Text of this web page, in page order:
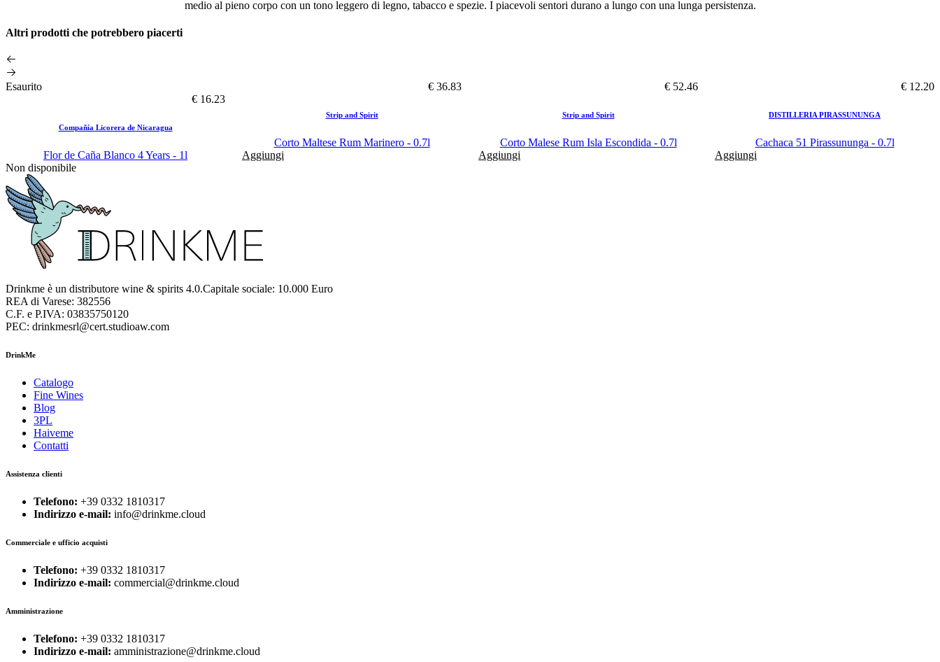
medio al pieno corpo con un tono leggero di legno, tabacco e spezie. I piacevoli sentori durano a lungo con una lunga persistenza.
Altri prodotti che potrebbero piacerti
Esaurito
€ 16.23
Compañía Licorera de Nicaragua
Flor de Caña Blanco 4 Years - 1l
Non disponibile
€ 36.83
Strip and Spirit
Corto Maltese Rum Marinero - 0.7l
Aggiungi
€ 52.46
Strip and Spirit
Corto Malese Rum Isla Escondida - 0.7l
Aggiungi
€ 12.20
DISTILLERIA PIRASSUNUNGA
Cachaca 51 Pirassununga - 0.7l
Aggiungi
Drinkme è un distributore wine & spirits 4.0.Capitale sociale: 10.000 Euro
REA di Varese: 382556
C.F. e P.IVA: 03835750120
PEC: drinkmesrl@cert.studioaw.com
DrinkMe
Catalogo
Fine Wines
Blog
3PL
Haiveme
Contatti
Assistenza clienti
Telefono: +39 0332 1810317
Indirizzo e-mail: info@drinkme.cloud
Commerciale e ufficio acquisti
Telefono: +39 0332 1810317
Indirizzo e-mail: commercial@drinkme.cloud
Amministrazione
Telefono: +39 0332 1810317
Indirizzo e-mail: amministrazione@drinkme.cloud